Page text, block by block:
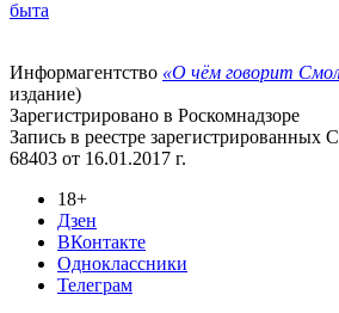
быта
Информагентство «О чём говорит
издание)
Зарегистрировано в Роскомнадзоре
Запись в реестре
68403 от 16.01.2017 г.
18+
Дзен
ВКонтакте
Одноклассники
Телеграм